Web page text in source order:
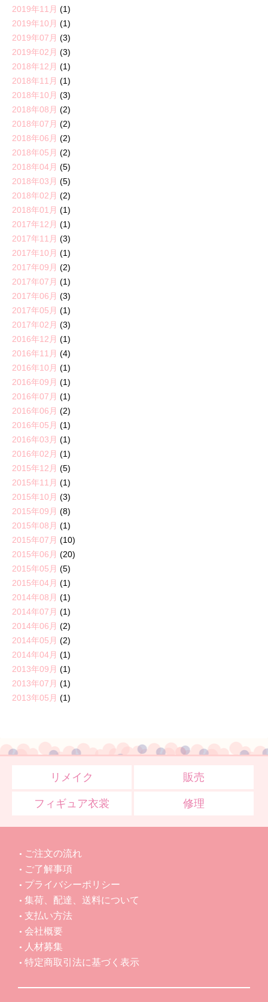
2019年11月 (1)
2019年10月 (1)
2019年07月 (3)
2019年02月 (3)
2018年12月 (1)
2018年11月 (1)
2018年10月 (3)
2018年08月 (2)
2018年07月 (2)
2018年06月 (2)
2018年05月 (2)
2018年04月 (5)
2018年03月 (5)
2018年02月 (2)
2018年01月 (1)
2017年12月 (1)
2017年11月 (3)
2017年10月 (1)
2017年09月 (2)
2017年07月 (1)
2017年06月 (3)
2017年05月 (1)
2017年02月 (3)
2016年12月 (1)
2016年11月 (4)
2016年10月 (1)
2016年09月 (1)
2016年07月 (1)
2016年06月 (2)
2016年05月 (1)
2016年03月 (1)
2016年02月 (1)
2015年12月 (5)
2015年11月 (1)
2015年10月 (3)
2015年09月 (8)
2015年08月 (1)
2015年07月 (10)
2015年06月 (20)
2015年05月 (5)
2015年04月 (1)
2014年08月 (1)
2014年07月 (1)
2014年06月 (2)
2014年05月 (2)
2014年04月 (1)
2013年09月 (1)
2013年07月 (1)
2013年05月 (1)
リメイク 販売
フィギュア衣裳 修理
ご注文の流れ
ご了解事項
プライバシーポリシー
集荷、配達、送料について
支払い方法
会社概要
人材募集
特定商取引法に基づく表示